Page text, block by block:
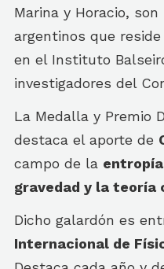
Marina y Horacio,
argentinos que
en el Instituto
investigadores del
La Medalla y Premio
destaca el aporte de
campo de la
gravedad y la teoría
Dicho galardón es
Internacional de